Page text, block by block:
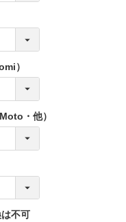
）
・他）
不可